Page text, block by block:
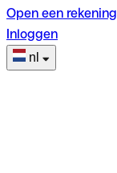
Open een rekening
Inloggen
nl